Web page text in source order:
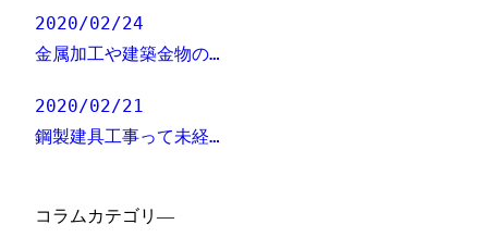
2020/02/24
金属加工や建築金物の…
2020/02/21
鋼製建具工事って未経…
コラムカテゴリ―